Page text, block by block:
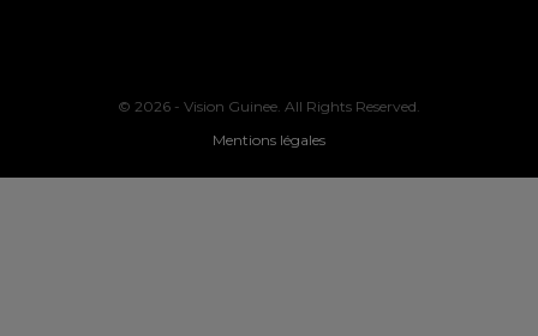
© 2026 - Vision Guinee. All Rights Reserved.
Mentions légales